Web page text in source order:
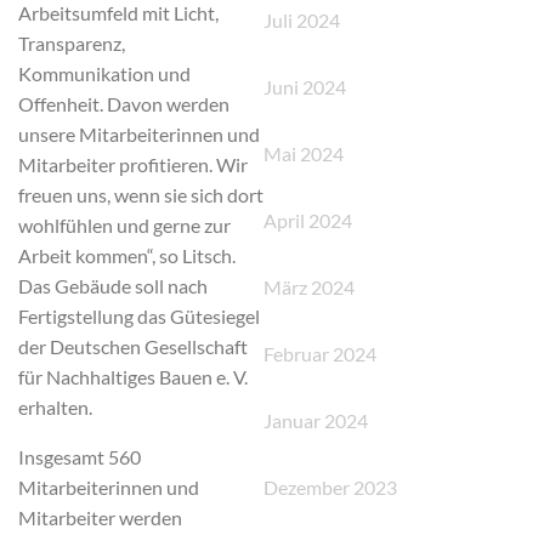
Arbeitsumfeld mit Licht,
Transparenz,
Kommunikation und
Offenheit. Davon werden
unsere Mitarbeiterinnen und
Mitarbeiter profitieren. Wir
freuen uns, wenn sie sich dort
wohlfühlen und gerne zur
Arbeit kommen“, so Litsch.
Das Gebäude soll nach
Fertigstellung das Gütesiegel
der Deutschen Gesellschaft
für Nachhaltiges Bauen e. V.
erhalten.
Insgesamt 560
Mitarbeiterinnen und
Mitarbeiter werden
Juli 2024
Juni 2024
Mai 2024
April 2024
März 2024
Februar 2024
Januar 2024
Dezember 2023